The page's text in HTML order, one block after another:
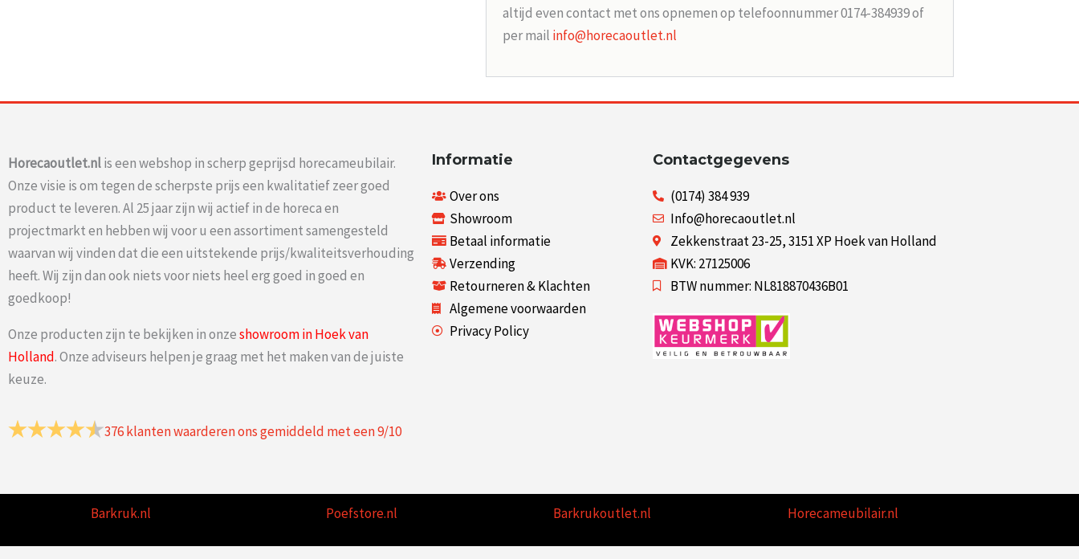
altijd even contact met ons opnemen op telefoonnummer 0174-384939 of
per mail info@horecaoutlet.nl
Horecaoutlet.nlis een webshop in scherp geprijsd horecameubilair.
Onze visie is om tegen de scherpste prijs een kwalitatief zeer goed
product te leveren. Al 25 jaar zijn wij actief in de horeca en
projectmarkt en hebben wij voor u een assortiment samengesteld
waarvan wij vinden dat die een uitstekende prijs/kwaliteitsverhouding
heeft. Wij zijn dan ook niets voor niets heel erg goed in goed en
goedkoop!
Onze producten zijn te bekijken in onzeshowroom in Hoek van
Holland. Onze adviseurs helpen je graag met het maken van de juiste
keuze.
376klanten waarderen ons gemiddeld met een9/10
Informatie
Over ons
Showroom
Betaal informatie
Verzending
Retourneren & Klachten
Algemene voorwaarden
Privacy Policy
Contactgegevens
(0174) 384 939
Info@horecaoutlet.nl
Zekkenstraat 23-25, 3151 XP Hoek van Holland
KVK: 27125006
BTW nummer: NL818870436B01
Barkruk.nl Poefstore.nl Barkrukoutlet.nl Horecameubilair.nl